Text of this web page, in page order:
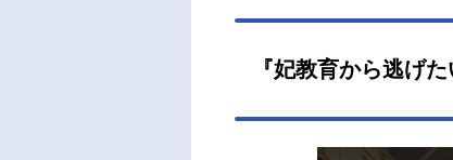
『妃教育から逃げ